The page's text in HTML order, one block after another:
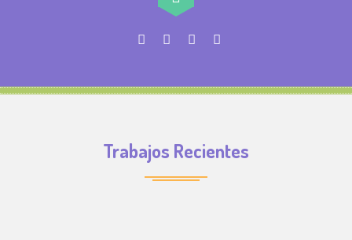
Trabajos Recientes